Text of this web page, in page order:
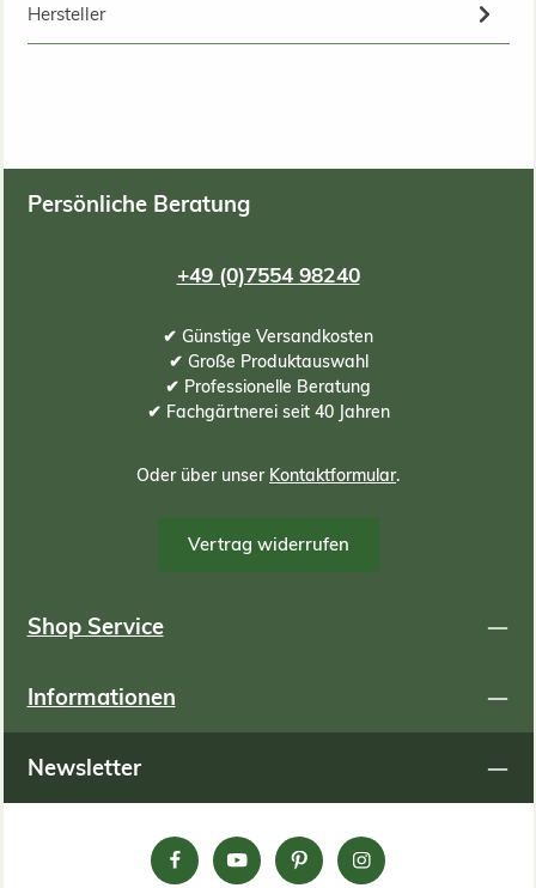
Hersteller
Persönliche Beratung
+49 (0)7554 98240
✔ Günstige Versandkosten
✔ Große Produktauswahl
✔ Professionelle Beratung
✔ Fachgärtnerei seit 40 Jahren
Oder über unser Kontaktformular.
Vertrag widerrufen
Shop Service
Informationen
Newsletter